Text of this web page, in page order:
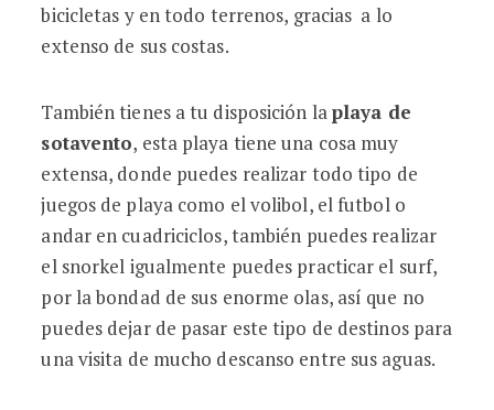
bicicletas y en todo terrenos, gracias a lo
extenso de sus costas.
También tienes a tu disposición laplaya de
sotavento, esta playa tiene una cosa muy
extensa, donde puedes realizar todo tipo de
juegos de playa como el volibol, el futbol o
andar en cuadriciclos, también puedes realizar
el snorkel igualmente puedes practicar el surf,
por la bondad de sus enorme olas, así que no
puedes dejar de pasar este tipo de destinos para
una visita de mucho descanso entre sus aguas.